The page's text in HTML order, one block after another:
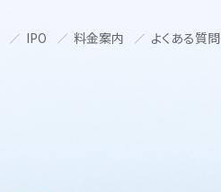
IPO 料金案内 よくある質問